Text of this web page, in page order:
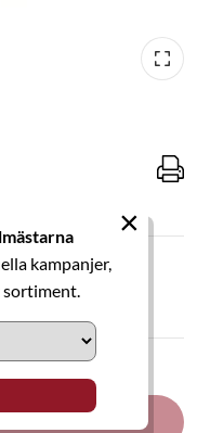
kampanjer,
sortiment.
×